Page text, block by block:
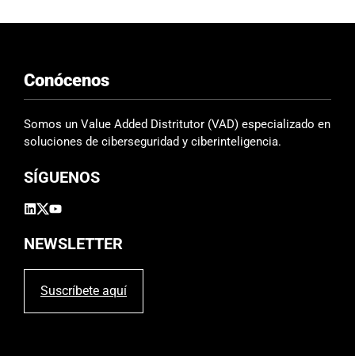
Conócenos
Somos un Value Added Distritutor (VAD) especializado en
soluciones de ciberseguridad y ciberinteligencia.
SÍGUENOS
NEWSLETTER
Suscríbete aquí